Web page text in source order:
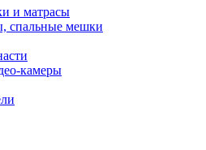
и матрасы
спальные мешки
камеры